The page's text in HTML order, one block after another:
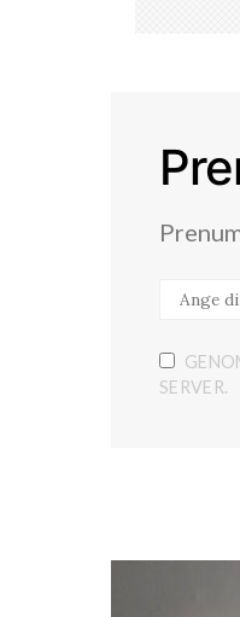
SERVER.